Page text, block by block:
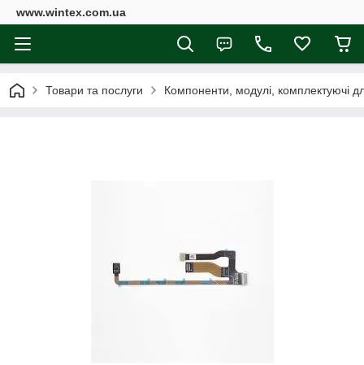
www.wintex.com.ua
Товари та послуги Компоненти, модулі, комплектуючі